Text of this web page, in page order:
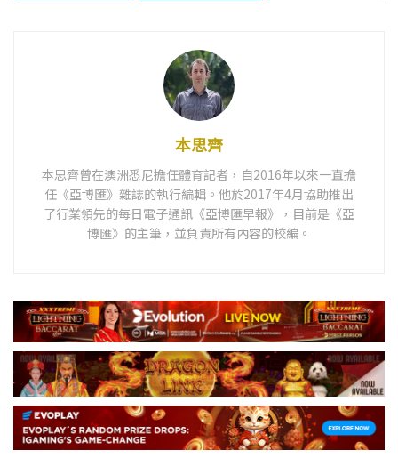
本思齊
本思齊曾在澳洲悉尼擔任體育記者，自2016年以來一直擔
任《亞博匯》雜誌的執行編輯。他於2017年4月協助推出
了行業領先的每日電子通訊《亞博匯早報》，目前是《亞
博匯》的主筆，並負責所有內容的校編。